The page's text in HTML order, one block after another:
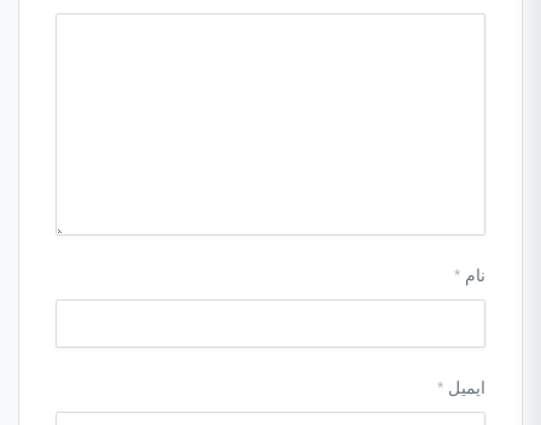
نام *
ایمیل *